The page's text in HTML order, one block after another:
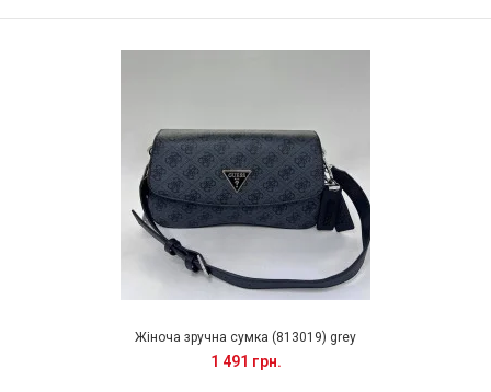
Жіноча зручна сумка (813019) grey
1 491 грн.